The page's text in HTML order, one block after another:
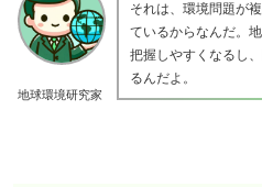
地球環境研究家
それは、環境問題が
ているからなんだ。
把握しやすくなるし
るんだよ。